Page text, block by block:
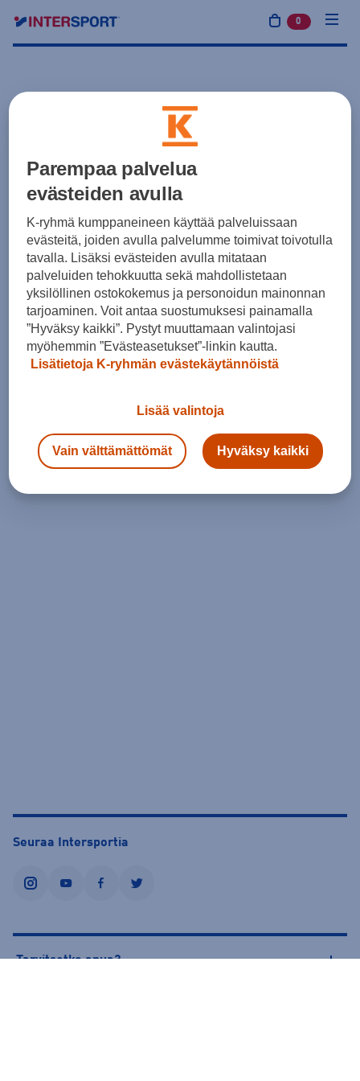
0 tuotetta
Seuraa Intersportia
instagramyoutubefacebooktwitter
Tarvitsetko apua?
Parempaa palvelua
evästeiden avulla
K-ryhmä kumppaneineen käyttää palveluissaan
evästeitä, joiden avulla palvelumme toimivat toivotulla
tavalla. Lisäksi evästeiden avulla mitataan
palveluiden tehokkuutta sekä mahdollistetaan
yksilöllinen ostokokemus ja personoidun mainonnan
tarjoaminen. Voit antaa suostumuksesi painamalla
”Hyväksy kaikki”. Pystyt muuttamaan valintojasi
myöhemmin ”Evästeasetukset”-linkin kautta.
Lisätietoja K-ryhmän evästekäytännöistä
Lisää valintoja
Vain välttämättömät Hyväksy kaikki